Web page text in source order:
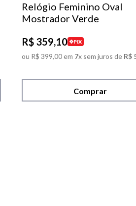
Relógio Feminino Oval
Mostrador Verde
R$ 359,10 PIX
ou R$ 399,00em 7x sem juros de R$
Comprar